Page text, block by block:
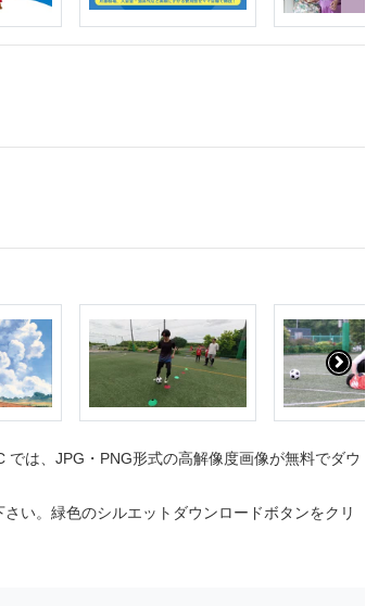
は、JPG・PNG形式の高解像度画像が無料でダウ
さい。緑色のシルエットダウンロードボタンをクリ